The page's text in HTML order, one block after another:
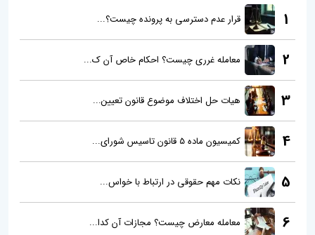
1 قرار عدم دسترسی به پرونده چیست؟...
2 معامله غرری چیست؟ احکام خاص آن ک...
3 هیات حل اختلاف موضوع قانون تعیین...
4 کمیسیون ماده 5 قانون تاسیس شورای...
5 نکات مهم حقوقی در ارتباط با خواس...
6 معامله معارض چیست؟ مجازات آن کدا...